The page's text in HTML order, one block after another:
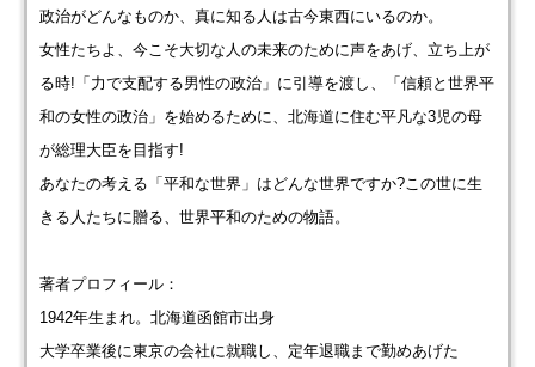
政治がどんなものか、真に知る人は古今東西にいるのか。
女性たちよ、今こそ大切な人の未来のために声をあげ、立ち上が
る時!「力で支配する男性の政治」に引導を渡し、「信頼と世界平
和の女性の政治」を始めるために、北海道に住む平凡な3児の母
が総理大臣を目指す!
あなたの考える「平和な世界」はどんな世界ですか?この世に生
きる人たちに贈る、世界平和のための物語。
著者プロフィール：
1942年生まれ。北海道函館市出身
大学卒業後に東京の会社に就職し、定年退職まで勤めあげた